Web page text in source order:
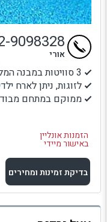
3 סוויטות במבנה המלון ו-5 בתי אבן במתחם נפרד
לזוגות, ניתן לארח
ממוקם במתחם
הזמנות אונליין
באישור מיידי
9098328
אורי
בדיקת זמינות ומחירים
למתחם זה